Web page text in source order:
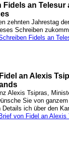
Fidels an
zehnten Jahrestag
Schreiben
Fidels an
an Alexis
Alexis Tsipras,
Sie von
Details ich über den
Brief von Fidel an